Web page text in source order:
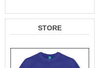
STORE